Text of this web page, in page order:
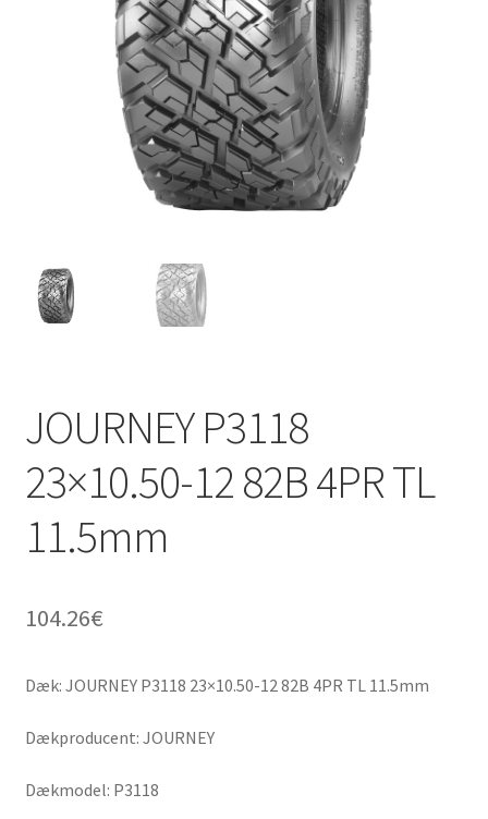
JOURNEY P3118
23×10.50-12 82B 4PR TL
11.5mm
104.26€
Dæk: JOURNEY P3118 23×10.50-12 82B 4PR TL 11.5mm
Dækproducent: JOURNEY
Dækmodel: P3118